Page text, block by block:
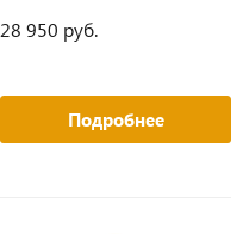
28 950 руб.
Подробнее